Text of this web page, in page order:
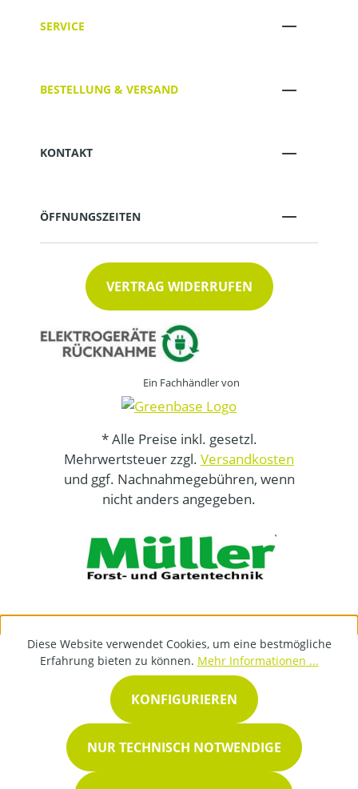
SERVICE
BESTELLUNG & VERSAND
KONTAKT
ÖFFNUNGSZEITEN
VERTRAG WIDERRUFEN
Ein Fachhändler von
* Alle Preise inkl. gesetzl.
Mehrwertsteuer zzgl. Versandkosten
und ggf. Nachnahmegebühren, wenn
nicht anders angegeben.
Diese Website verwendet Cookies, um eine bestmögliche
Erfahrung bieten zu können. Mehr Informationen ...
NUR TECHNISCH NOTWENDIGE
KONFIGURIEREN